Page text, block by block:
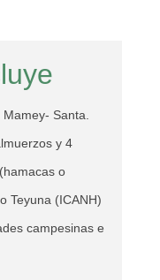
Santa.
y 4
o
Teyuna (ICANH)
campesinas e